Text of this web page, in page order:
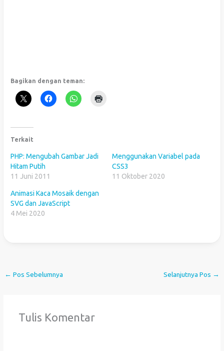
Bagikan dengan teman:
Terkait
PHP: Mengubah Gambar Jadi
Hitam Putih
11 Juni 2011
Menggunakan Variabel pada
CSS3
11 Oktober 2020
Animasi Kaca Mosaik dengan
SVG dan JavaScript
4 Mei 2020
← Pos Sebelumnya Selanjutnya Pos →
Tulis Komentar